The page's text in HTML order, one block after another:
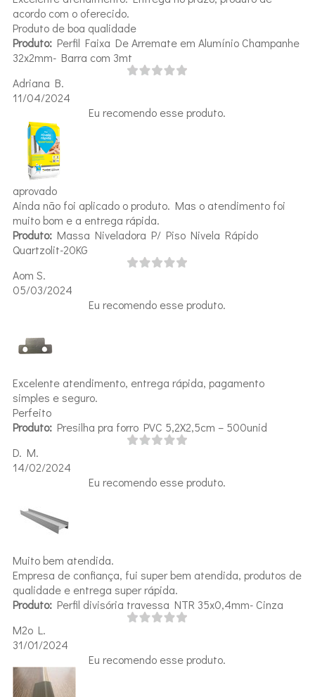
acordo com o oferecido.
Produto de boa qualidade
Produto:Perfil Faixa De Arremate em Alumínio Champanhe
32x2mm- Barra com 3mt
Adriana B.
11/04/2024
Eu recomendo esse produto.
aprovado
Ainda não foi aplicado o produto. Mas o atendimento foi
muito bom e a entrega rápida.
Produto:Massa Niveladora P/ Piso Nivela Rápido
Quartzolit-20KG
Aom S.
05/03/2024
Eu recomendo esse produto.
Excelente atendimento, entrega rápida, pagamento
simples e seguro.
Perfeito
Produto:Presilha pra forro PVC 5,2X2,5cm – 500unid
D. M.
14/02/2024
Eu recomendo esse produto.
Muito bem atendida.
Empresa de confiança, fui super bem atendida, produtos de
qualidade e entrega super rápida.
Produto:Perfil divisória travessa NTR 35x0,4mm- Cinza
M2o L.
31/01/2024
Eu recomendo esse produto.